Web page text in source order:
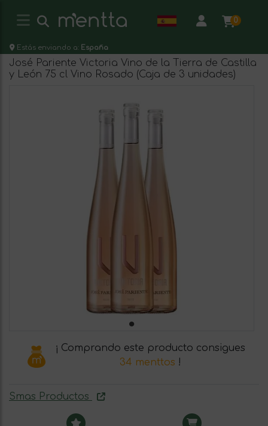
0
Estás enviando a: España
José Pariente Victoria Vino de la Tierra de Castilla
y León 75 cl Vino Rosado (Caja de 3 unidades)
¡ Comprando este producto consigues
34 menttos !
Smas Productos